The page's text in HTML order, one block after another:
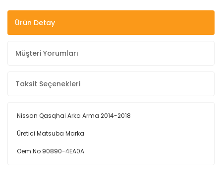
Ürün Detay
Müşteri Yorumları
Taksit Seçenekleri
Nissan Qasqhai Arka Arma 2014-2018
Üretici Matsuba Marka
Oem No 90890-4EA0A